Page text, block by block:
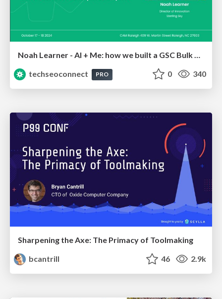
Noah Learner - AI + Me: how we built a GSC Bulk Export data pipeline
techseoconnect
PRO 0 340
Sharpening the Axe: The Primacy of Toolmaking
bcantrill
46 2.9k